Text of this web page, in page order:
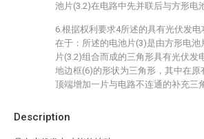
Description
池片(3.2)在电路中先并联后与方形电
6.根据权利要求4所述的具有光伏发
在于：所述的电池片(3)是由方形电池
片(3.2)组合而成的三角形具有光伏发
地边框(6)的形状为三角形，其中在原
顶端增加一片与电路不连通的补充三